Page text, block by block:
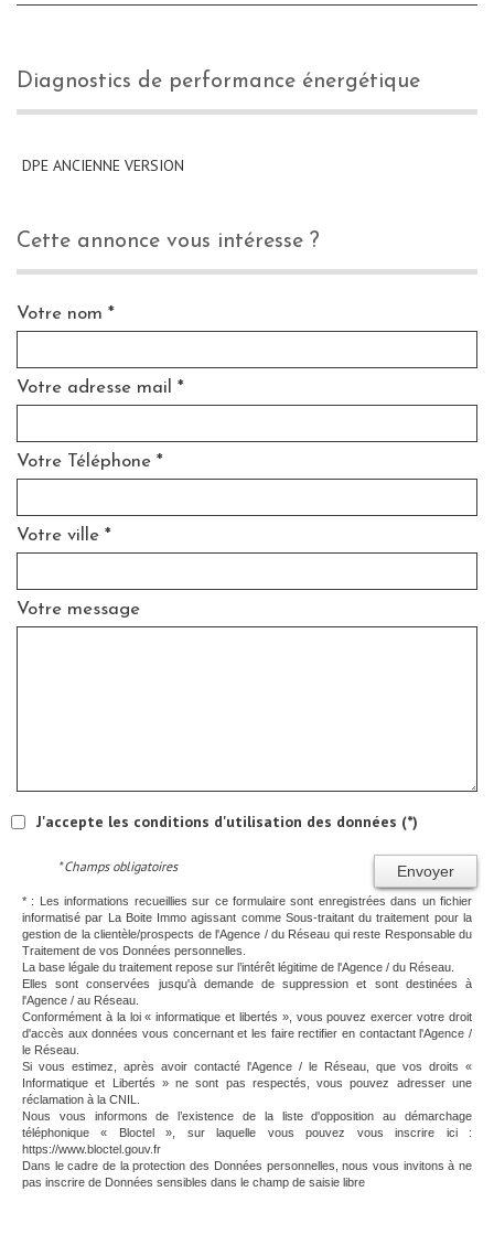
diagnostics de performance énergétique
DPE ANCIENNE VERSION
cette annonce vous intéresse ?
Votre nom *
Votre adresse mail *
Votre Téléphone *
Votre ville *
Votre message
J'accepte les conditions d'utilisation des données (*)
Envoyer
* Champs obligatoires
* : Les informations recueillies sur ce formulaire sont enregistrées dans un fichier
informatisé par La Boite Immo agissant comme Sous-traitant du traitement pour la
gestion de la clientèle/prospects de l'Agence / du Réseau qui reste Responsable du
Traitement de vos Données personnelles.
La base légale du traitement repose sur l’intérêt légitime de l'Agence / du Réseau.
Elles sont conservées jusqu'à demande de suppression et sont destinées à
l'Agence / au Réseau.
Conformément à la loi « informatique et libertés », vous pouvez exercer votre droit
d'accès aux données vous concernant et les faire rectifier en contactant l'Agence /
le Réseau.
Si vous estimez, après avoir contacté l'Agence / le Réseau, que vos droits «
Informatique et Libertés » ne sont pas respectés, vous pouvez adresser une
réclamation à la CNIL.
Nous vous informons de l’existence de la liste d'opposition au démarchage
téléphonique « Bloctel », sur laquelle vous pouvez vous inscrire ici :
https://www.bloctel.gouv.fr
Dans le cadre de la protection des Données personnelles, nous vous invitons à ne
pas inscrire de Données sensibles dans le champ de saisie libre